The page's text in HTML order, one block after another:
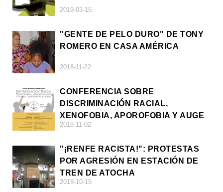
2019-03-15
"GENTE DE PELO DURO" DE TONY
ROMERO EN CASA AMÉRICA
2018-11-22
CONFERENCIA SOBRE
DISCRIMINACIÓN RACIAL,
XENOFOBIA, APOROFOBIA Y AUGE
DE LA ULTRADERECHA EN EUROPA
2018-11-02
"¡RENFE RACISTA!": PROTESTAS
POR AGRESIÓN EN ESTACIÓN DE
TREN DE ATOCHA
2018-10-15